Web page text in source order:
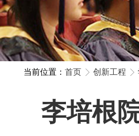
当前位置： 首页 创新工程
李培根